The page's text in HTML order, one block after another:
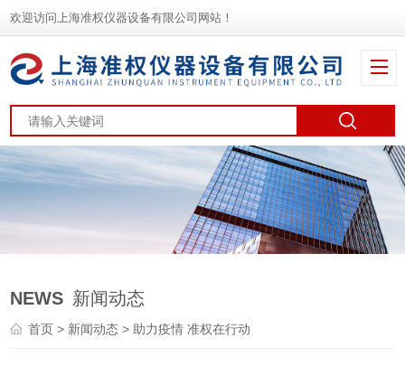
欢迎访问上海准权仪器设备有限公司网站！
NEWS 新闻动态
首页 > 新闻动态 > 助力疫情 准权在行动